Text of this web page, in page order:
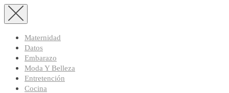
Maternidad
Datos
Embarazo
Moda Y Belleza
Entretención
Cocina